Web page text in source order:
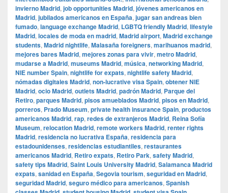
invierno Madrid, job opportunities Madrid, jóvenes americanos en
Madrid, jubilados americanos en España, jugar san andreas bien
fumado, language exchange Madrid, LGBTQ friendly Madrid, lifestyle
Madrid, locales de moda en madrid, Madrid airport, Madrid exchange
students, Madrid nightlife, Malasaña foreigners, marihuanos madrid,
mejores bares Madrid, mejores zonas para vivir, metro Madrid,
mudarse a Madrid, museums Madrid, música, networking Madrid,
NIE number Spain, nightlife for expats, nightlife safety Madrid,
nómadas digitales Madrid, non-lucrative visa Spain, obtener NIE
Madrid, ocio Madrid, outlets Madrid, padrón Madrid, Parque del
Retiro, parques Madrid, pisos amueblados Madrid, pisos en Madrid,
porreros, Prado Museum, private health insurance Spain, productos
americanos Madrid, rap, redes de extranjeros Madrid, Reina Sofía
Museum, relocation Madrid, remote workers Madrid, renter rights
Madrid, residencia no lucrativa España, residencia para
estadounidenses, residencias estudiantiles, restaurantes
americanos Madrid, Retiro expats, Retiro Park, safety Madrid,
safety tips Madrid, Saint Louis University Madrid, Salamanca Madrid
expats, sanidad en España, Segovia tourism, seguridad en Madrid,
seguridad Madrid, seguro médico para americanos, Spanish